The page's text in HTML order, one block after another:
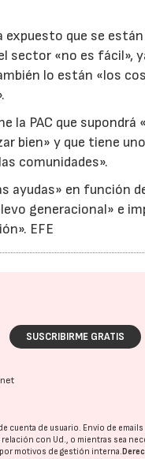
que se están
sector «no es fácil»,
lo están «los
la PAC que supondrá
bien» y que tiene
comunidades».
ayudas» en función
generacional» e
EFE
SUSCRIBIRME GRATIS
cuenta de usuario. Envío de emails
con Ud., o mientras sea
por motivos de gestión interna.